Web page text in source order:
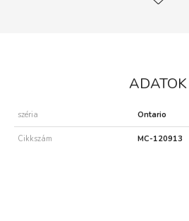
ADATOK
széria Ontario
Cikkszám MC-120913